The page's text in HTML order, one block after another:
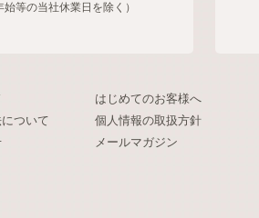
等の当社休業日を除く）
はじめてのお客様へ
ついて
個人情報の取扱方針
メールマガジン